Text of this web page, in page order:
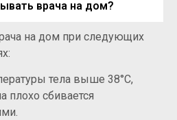
врача на дом?
на дом при следующих
тела выше 38°C,
плохо сбивается